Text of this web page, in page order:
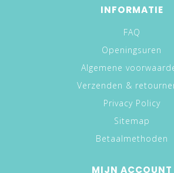
INFORMATIE
FAQ
Openingsuren
Algemene
Verzenden &
Privacy Policy
Sitemap
Betaalmethoden
MIJN ACCOUNT